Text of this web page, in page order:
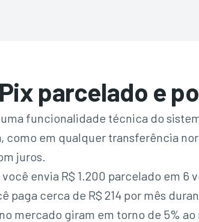
Pix parcelado e
funcionalidade técnica do
como em qualquer transferência
juros.
envia R$ 1.200 parcelado em 6
paga cerca de R$ 214 por mês
mercado giram em torno de 5%